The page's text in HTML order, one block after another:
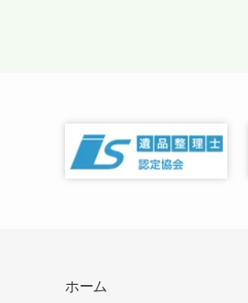
ホーム